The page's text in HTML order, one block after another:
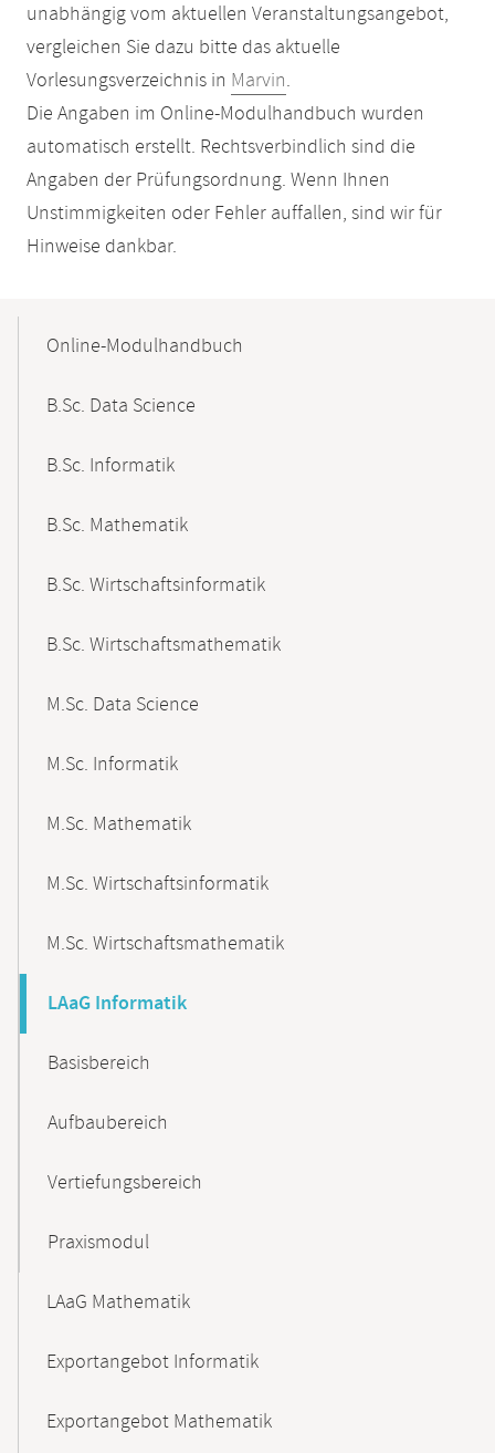
unabhängig vom aktuellen Veranstaltungsangebot,
vergleichen Sie dazu bitte das aktuelle
Vorlesungsverzeichnis in Marvin.
Die Angaben im Online-Modulhandbuch wurden
automatisch erstellt. Rechtsverbindlich sind die
Angaben der Prüfungsordnung. Wenn Ihnen
Unstimmigkeiten oder Fehler auffallen, sind wir für
Hinweise dankbar.
NavigationOnline-Modulhandbuch
B.Sc. Data Science
B.Sc. Informatik
B.Sc. Mathematik
B.Sc. Wirtschaftsinformatik
B.Sc. Wirtschaftsmathematik
M.Sc. Data Science
M.Sc. Informatik
M.Sc. Mathematik
M.Sc. Wirtschaftsinformatik
M.Sc. Wirtschaftsmathematik
LAaG Informatik
Basisbereich
Aufbaubereich
Vertiefungsbereich
Praxismodul
LAaG Mathematik
Exportangebot Informatik
Exportangebot Mathematik